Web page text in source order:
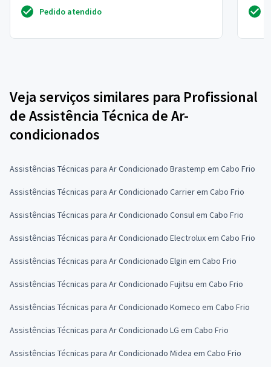
Pedido atendido
Veja serviços similares para Profissional
de Assistência Técnica de Ar-
condicionados
Assistências Técnicas para Ar Condicionado Brastemp em Cabo Frio
Assistências Técnicas para Ar Condicionado Carrier em Cabo Frio
Assistências Técnicas para Ar Condicionado Consul em Cabo Frio
Assistências Técnicas para Ar Condicionado Electrolux em Cabo Frio
Assistências Técnicas para Ar Condicionado Elgin em Cabo Frio
Assistências Técnicas para Ar Condicionado Fujitsu em Cabo Frio
Assistências Técnicas para Ar Condicionado Komeco em Cabo Frio
Assistências Técnicas para Ar Condicionado LG em Cabo Frio
Assistências Técnicas para Ar Condicionado Midea em Cabo Frio